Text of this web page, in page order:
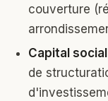
couverture
Capital social
de